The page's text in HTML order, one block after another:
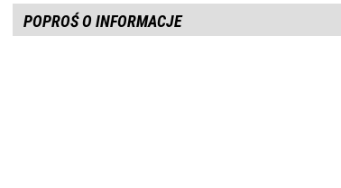
POPROŚ O INFORMACJE